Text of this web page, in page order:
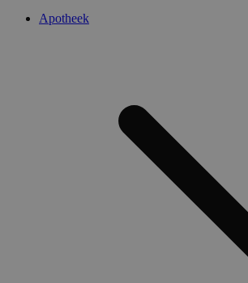
Apotheek